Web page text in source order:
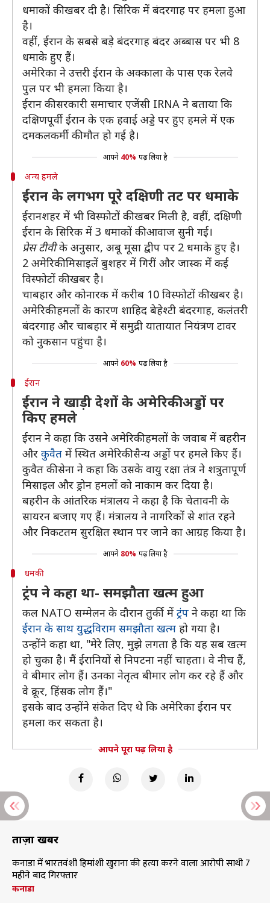
धमाकों की खबर दी है। सिरिक में बंदरगाह पर हमला हुआ
है।
वहीं, ईरान के सबसे बड़े बंदरगाह बंदर अब्बास पर भी 8
धमाके हुए हैं।
अमेरिका ने उत्तरी ईरान के अक्काला के पास एक रेलवे
पुल पर भी हमला किया है।
ईरान की सरकारी समाचार एजेंसी IRNA ने बताया कि
दक्षिणपूर्वी ईरान के एक हवाई अड्डे पर हुए हमले में एक
दमकलकर्मी की मौत हो गई है।
आपने 40% पढ़ लिया है
अन्य हमले
ईरान के लगभग पूरे दक्षिणी तट पर धमाके
ईरानशहर में भी विस्फोटों की खबर मिली है, वहीं, दक्षिणी
ईरान के सिरिक में 3 धमाकों की आवाज सुनी गई।
प्रेस टीवीके अनुसार, अबू मूसा द्वीप पर 2 धमाके हुए है।
2 अमेरिकी मिसाइलें बुशहर में गिरीं और जास्क में कई
विस्फोटों की खबर है।
चाबहार और कोनारक में करीब 10 विस्फोटों की खबर है।
अमेरिकी हमलों के कारण शाहिद बेहेश्टी बंदरगाह, कलंतरी
बंदरगाह और चाबहार में समुद्री यातायात नियंत्रण टावर
को नुकसान पहुंचा है।
आपने 60% पढ़ लिया है
ईरान
ईरान ने खाड़ी देशों के अमेरिकी अड्डों पर
किए हमले
ईरान ने कहा कि उसने अमेरिकी हमलों के जवाब में बहरीन
और कुवैत में स्थित अमेरिकी सैन्य अड्डों पर हमले किए हैं।
कुवैत की सेना ने कहा कि उसके वायु रक्षा तंत्र ने शत्रुतापूर्ण
मिसाइल और ड्रोन हमलों को नाकाम कर दिया है।
बहरीन के आंतरिक मंत्रालय ने कहा है कि चेतावनी के
सायरन बजाए गए हैं। मंत्रालय ने नागरिकों से शांत रहने
और निकटतम सुरक्षित स्थान पर जाने का आग्रह किया है।
आपने 80% पढ़ लिया है
धमकी
ट्रंप ने कहा था- समझौता खत्म हुआ
कल NATO सम्मेलन के दौरान तुर्की में ट्रंप ने कहा था कि
ईरान के साथ युद्धविराम समझौता खत्म हो गया है।
उन्होंने कहा था, "मेरे लिए, मुझे लगता है कि यह सब खत्म
हो चुका है। मैं ईरानियों से निपटना नहीं चाहता। वे नीच हैं,
वे बीमार लोग हैं। उनका नेतृत्व बीमार लोग कर रहे हैं और
वे क्रूर, हिंसक लोग हैं।"
इसके बाद उन्होंने संकेत दिए थे कि अमेरिका ईरान पर
हमला कर सकता है।
आपने पूरा पढ़ लिया है
ताज़ा खबरें
कनाडा में भारतवंशी हिमांशी खुराना की हत्या करने वाला आरोपी साथी 7
महीने बाद गिरफ्तार
कनाडा